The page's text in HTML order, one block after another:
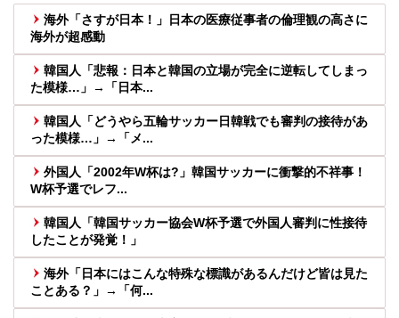
海外「さすが日本！」日本の医療従事者の倫理観の高さに
海外が超感動
韓国人「悲報：日本と韓国の立場が完全に逆転してしまっ
た模様…」→「日本...
韓国人「どうやら五輪サッカー日韓戦でも審判の接待があ
った模様…」→「メ...
外国人「2002年W杯は?」韓国サッカーに衝撃的不祥事！
W杯予選でレフ...
韓国人「韓国サッカー協会W杯予選で外国人審判に性接待
したことが発覚！」
海外「日本にはこんな特殊な標識があるんだけど皆は見た
ことある？」→「何...